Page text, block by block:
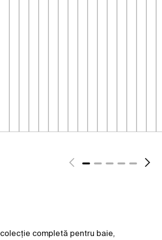
completă pentru baie,